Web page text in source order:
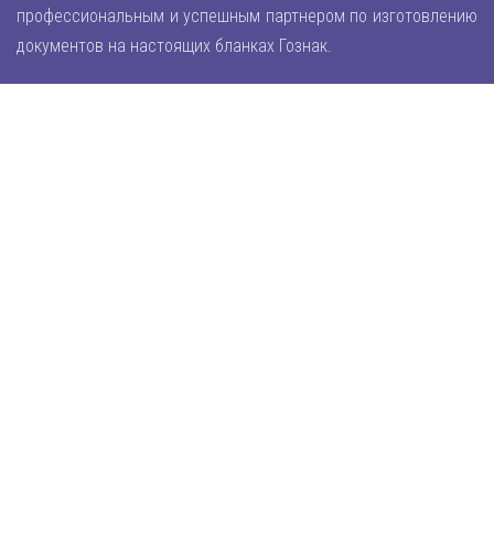
профессиональным и успешным партнером по изготовлению
документов на настоящих бланках Гознак.